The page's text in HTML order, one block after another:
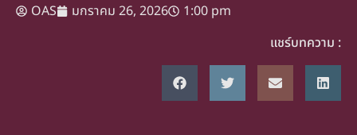
OAS มกราคม 26, 2026
1:00 pm
แชร์บทความ :